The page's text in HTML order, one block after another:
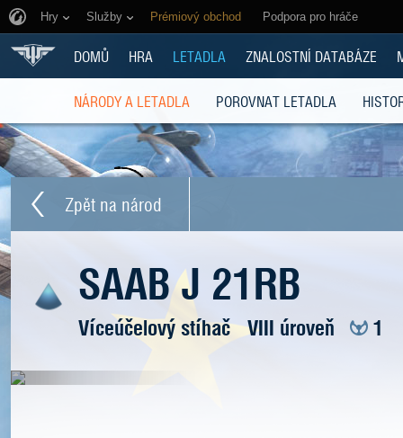
Hry Služby Prémiový obchod Podpora pro hráče
DOMŮ HRA LETADLA ZNALOSTNÍ DATABÁZE
NÁRODY A LETADLA POROVNAT LETADLA
Zpět na národ
SAAB J 21RB
Víceúčelový stíhač VIII úroveň 1